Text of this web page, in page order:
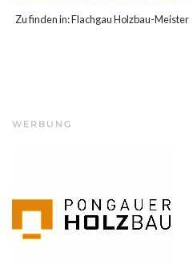
Zu finden in:Flachgau Holzbau-Meister
WERBUNG